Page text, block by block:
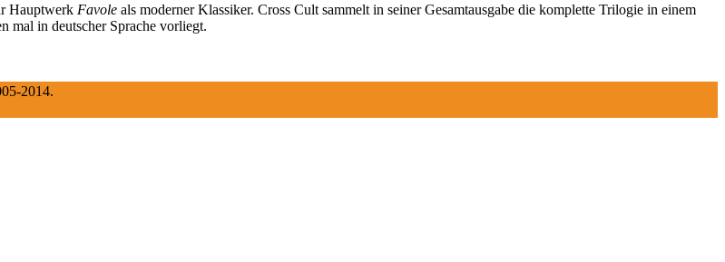
Hauptwerk Favole als moderner Klassiker. Cross Cult sammelt in seiner Gesamtausgabe die komplette Trilogie in einem
mal in deutscher Sprache vorliegt.
2014.